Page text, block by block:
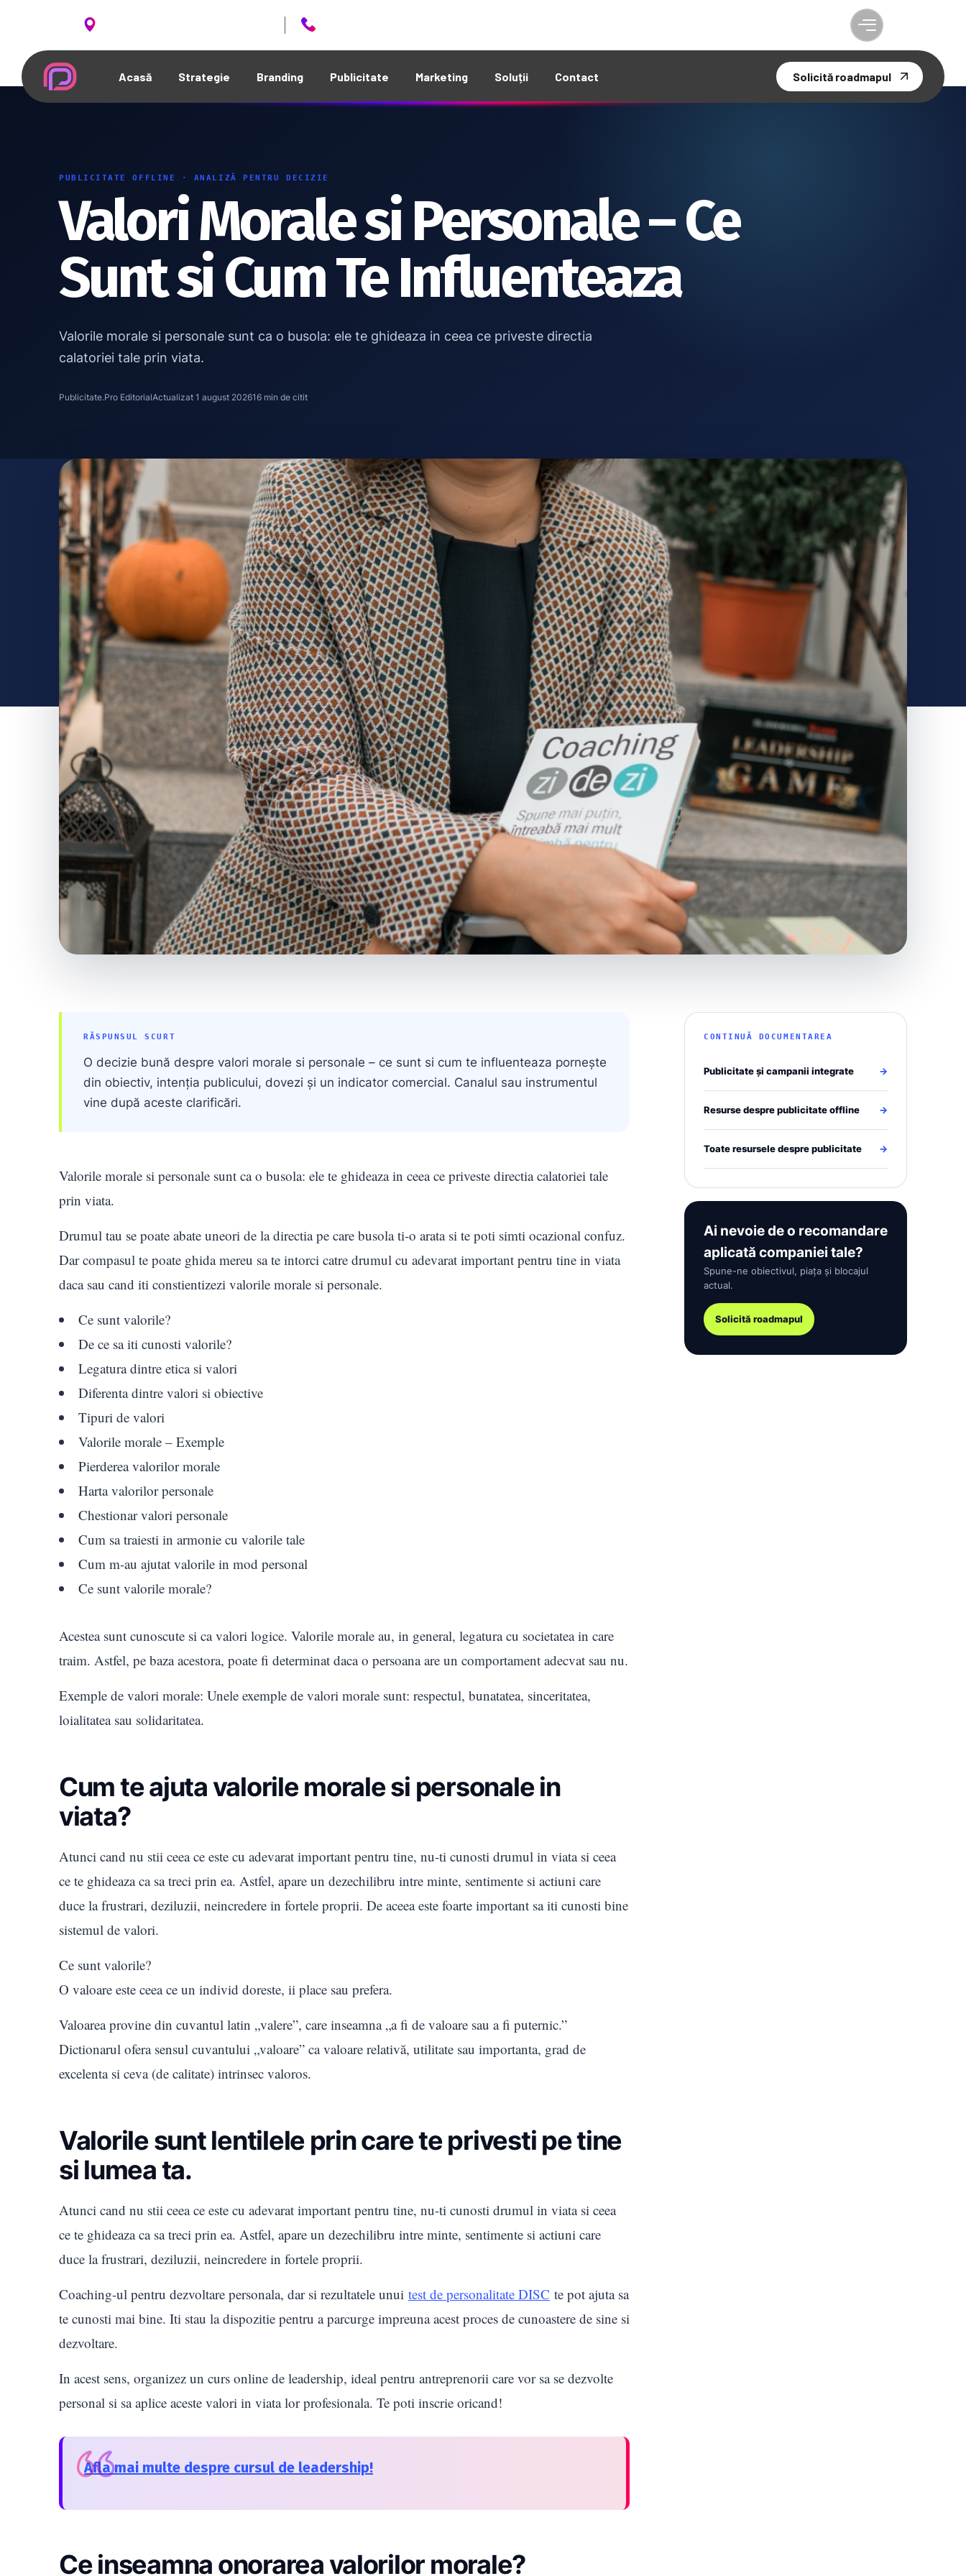
Acasă Strategie Branding Publicitate Marketing Soluții Contact Solicită roadmapul
PUBLICITATE OFFLINE · ANALIZĂ PENTRU DECIZIE
Valori Morale si Personale – Ce
Sunt si Cum Te Influenteaza
Valorile morale si personale sunt ca o busola: ele te ghideaza in ceea ce priveste directia
calatoriei tale prin viata.
Publicitate.Pro EditorialActualizat 1 august 202616 min de citit
RĂSPUNSUL SCURT
O decizie bună despre valori morale si personale – ce sunt si cum te influenteaza pornește
din obiectiv, intenția publicului, dovezi și un indicator comercial. Canalul sau instrumentul
vine după aceste clarificări.
Valorile morale si personale sunt ca o busola: ele te ghideaza in ceea ce priveste directia calatoriei tale
prin viata.
Drumul tau se poate abate uneori de la directia pe care busola ti-o arata si te poti simti ocazional confuz.
Dar compasul te poate ghida mereu sa te intorci catre drumul cu adevarat important pentru tine in viata
daca sau cand iti constientizezi valorile morale si personale.
Ce sunt valorile?
De ce sa iti cunosti valorile?
Legatura dintre etica si valori
Diferenta dintre valori si obiective
Tipuri de valori
Valorile morale – Exemple
Pierderea valorilor morale
Harta valorilor personale
Chestionar valori personale
Cum sa traiesti in armonie cu valorile tale
Cum m-au ajutat valorile in mod personal
Ce sunt valorile morale?
Acestea sunt cunoscute si ca valori logice. Valorile morale au, in general, legatura cu societatea in care
traim. Astfel, pe baza acestora, poate fi determinat daca o persoana are un comportament adecvat sau nu.
Exemple de valori morale: Unele exemple de valori morale sunt: respectul, bunatatea, sinceritatea,
loialitatea sau solidaritatea.
Cum te ajuta valorile morale si personale in
viata?
Atunci cand nu stii ceea ce este cu adevarat important pentru tine, nu-ti cunosti drumul in viata si ceea
ce te ghideaza ca sa treci prin ea. Astfel, apare un dezechilibru intre minte, sentimente si actiuni care
duce la frustrari, deziluzii, neincredere in fortele proprii. De aceea este foarte important sa iti cunosti bine
sistemul de valori.
Ce sunt valorile?
O valoare este ceea ce un individ doreste, ii place sau prefera.
Valoarea provine din cuvantul latin „valere”, care inseamna „a fi de valoare sau a fi puternic.”
Dictionarul ofera sensul cuvantului „valoare” ca valoare relativă, utilitate sau importanta, grad de
excelenta si ceva (de calitate) intrinsec valoros.
Valorile sunt lentilele prin care te privesti pe tine
si lumea ta.
Atunci cand nu stii ceea ce este cu adevarat important pentru tine, nu-ti cunosti drumul in viata si ceea
ce te ghideaza ca sa treci prin ea. Astfel, apare un dezechilibru intre minte, sentimente si actiuni care
duce la frustrari, deziluzii, neincredere in fortele proprii.
Coaching-ul pentru dezvoltare personala, dar si rezultatele unui test de personalitate DISC te pot ajuta sa
te cunosti mai bine. Iti stau la dispozitie pentru a parcurge impreuna acest proces de cunoastere de sine si
dezvoltare.
In acest sens, organizez un curs online de leadership, ideal pentru antreprenorii care vor sa se dezvolte
personal si sa aplice aceste valori in viata lor profesionala. Te poti inscrie oricand!
Afla mai multe despre cursul de leadership!
Ce inseamna onorarea valorilor morale?
CONTINUĂ DOCUMENTAREA
Publicitate și campanii integrate →
Resurse despre publicitate offline →
Toate resursele despre publicitate →
Ai nevoie de o recomandare
aplicată companiei tale?
Spune-ne obiectivul, piața și blocajul
actual.
Solicită roadmapul